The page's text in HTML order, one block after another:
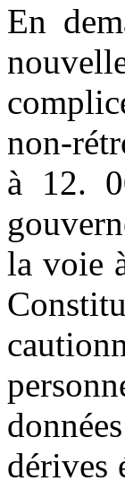
En
non-
à 12.
la voie
dérives